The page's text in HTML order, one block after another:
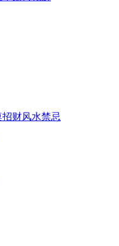
财风水禁忌